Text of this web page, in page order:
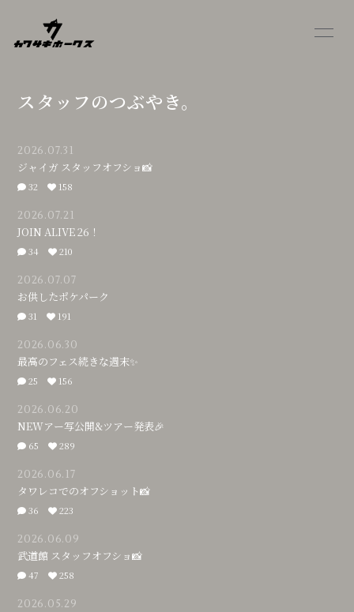
PROFILE
BLOG
MOVIE
会員登録
スタッフのつぶやき。
2026.07.31
ジャイガ スタッフオフショ📸
32 158
2026.07.21
JOIN ALIVE 26！
34 210
2026.07.07
お供したポケパーク
31 191
2026.06.30
最高のフェス続きな週末✨
25 156
2026.06.20
NEWアー写公開&ツアー発表🎉
65 289
2026.06.17
タワレコでのオフショット📸
36 223
2026.06.09
武道館 スタッフオフショ📸
47 258
2026.05.29